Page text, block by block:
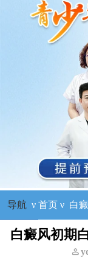
导航 ν 首页ν 白
白癜风初期